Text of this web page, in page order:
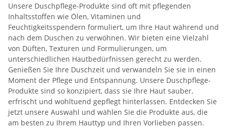
Unsere Duschpflege-Produkte sind oft mit pflegenden
Inhaltsstoffen wie Ölen, Vitaminen und
Feuchtigkeitsspendern formuliert, um Ihre Haut während und
nach dem Duschen zu verwöhnen. Wir bieten eine Vielzahl
von Düften, Texturen und Formulierungen, um
unterschiedlichen Hautbedürfnissen gerecht zu werden.
Genießen Sie Ihre Duschzeit und verwandeln Sie sie in einen
Moment der Pflege und Entspannung. Unsere Duschpflege-
Produkte sind so konzipiert, dass sie Ihre Haut sauber,
erfrischt und wohltuend gepflegt hinterlassen. Entdecken Sie
jetzt unsere Auswahl und wählen Sie die Produkte aus, die
am besten zu Ihrem Hauttyp und Ihren Vorlieben passen.